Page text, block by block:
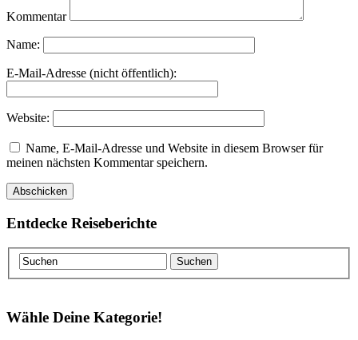
Kommentar
Name:
E-Mail-Adresse (nicht öffentlich):
Website:
Name, E-Mail-Adresse und Website in diesem Browser für
meinen nächsten Kommentar speichern.
Entdecke Reiseberichte
Wähle Deine Kategorie!